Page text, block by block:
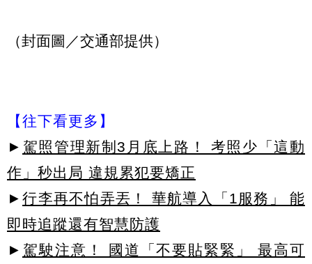
（封面圖／交通部提供）
【往下看更多】
► 駕照管理新制3月底上路！ 考照少「這動
作」秒出局 違規累犯要矯正
► 行李再不怕弄丟！ 華航導入「1服務」 能
即時追蹤還有智慧防護
► 駕駛注意！ 國道「不要貼緊緊」 最高可